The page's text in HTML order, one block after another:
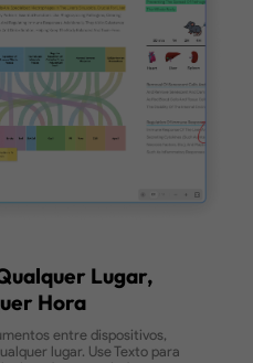
Eficiente em PDF
navegação rápida
busca que destaca o
em documentos grandes
se simples e eficiente.
sinônimos com o UPDF
inteligentes
com resumos
a navegação